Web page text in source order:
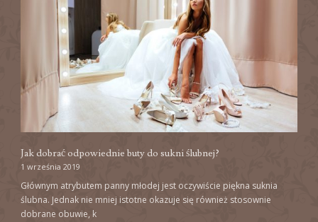
Jak dobrać odpowiednie buty do sukni ślubnej?
1 września 2019
Głównym atrybutem panny młodej jest oczywiście piękna suknia
ślubna. Jednak nie mniej istotne okazuje się również stosownie
dobrane obuwie, k